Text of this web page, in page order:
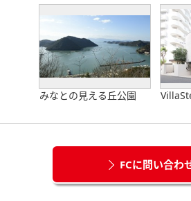
みなとの見える丘公園
FCに問い合わ